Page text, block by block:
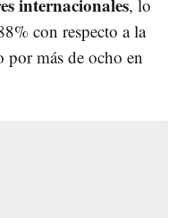
internacionales, lo
con respecto a la
más de ocho en